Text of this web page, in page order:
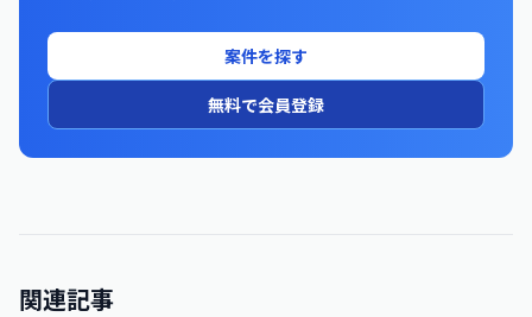
案件を探す
無料で会員登録
関連記事